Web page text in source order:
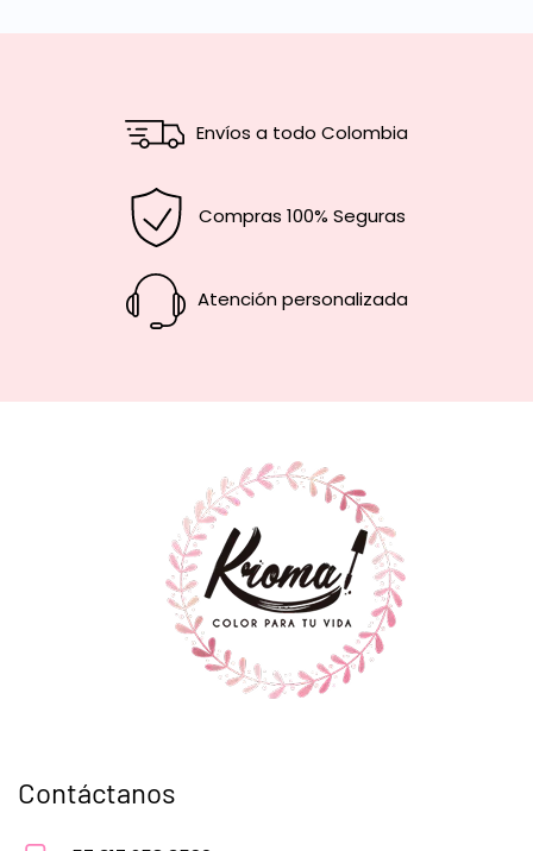
Envíos a todo Colombia
Compras 100% Seguras
Atención personalizada
Contáctanos